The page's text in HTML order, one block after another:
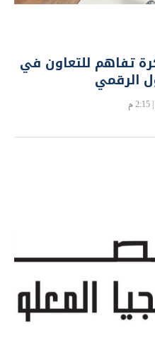
تفاهم للتعاون في
الرقمي